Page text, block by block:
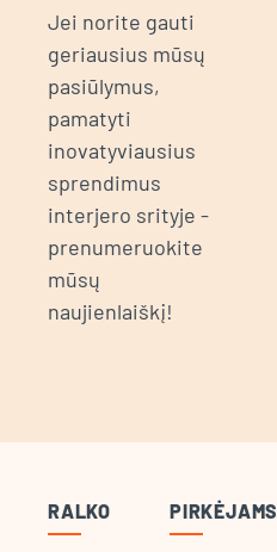
Jei norite gauti
geriausius mūsų
pasiūlymus,
pamatyti
inovatyviausius
sprendimus
interjero srityje -
prenumeruokite
mūsų
naujienlaiškį!
RALKO PIRKĖJAMS